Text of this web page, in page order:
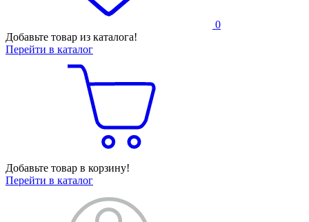
0
Добавьте товар из каталога!
Перейти в каталог
Добавьте товар в корзину!
Перейти в каталог